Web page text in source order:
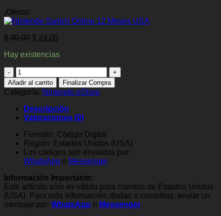
¡Oferta!
$30.00 El
original
$ 24.00
actual
Hay existencias
Nintendo
Switch
Online
12
Meses
USA
cantidad
Añadir al carrito Finalizar Compra
Categoría: Nintendo eShop
Descripción
Valoraciones (0)
Formato: Código Digital
Región: Estados Unidos (USA)
Los códigos son enviados por:
WhatsApp o Messenger.
Información Importante:
Este artículo sólo es válido para cuentas de Estados Unidos
(USA). Para más información, dudas o consultas, enviar un
mensaje por: WhatsApp o Messenger.